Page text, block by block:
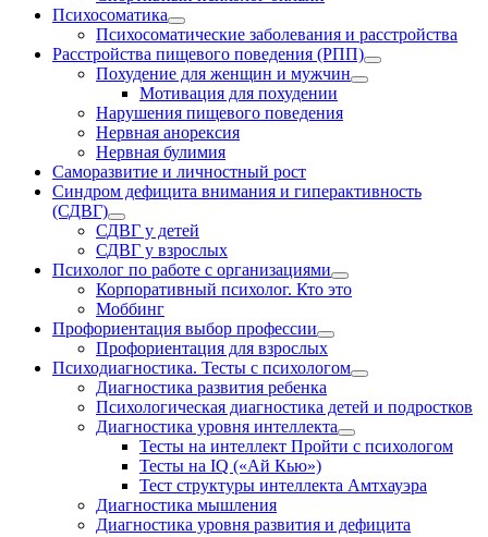
Психосоматика
Психосоматические заболевания и расстройства
Расстройства пищевого поведения (РПП)
Похудение для женщин и мужчин
Мотивация для похудении
Нарушения пищевого поведения
Нервная анорексия
Нервная булимия
Саморазвитие и личностный рост
Синдром дефицита внимания и гиперактивность
(СДВГ)
СДВГ у детей
СДВГ у взрослых
Психолог по работе с организациями
Корпоративный психолог. Кто это
Моббинг
Профориентация выбор профессии
Профориентация для взрослых
Психодиагностика. Тесты с психологом
Диагностика развития ребенка
Психологическая диагностика детей и подростков
Диагностика уровня интеллекта
Тесты на интеллект Пройти с психологом
Тесты на IQ («Ай Кью»)
Тест структуры интеллекта Амтхауэра
Диагностика мышления
Диагностика уровня развития и дефицита